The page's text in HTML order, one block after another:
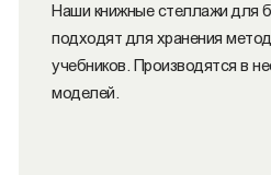
Наши книжные стеллажи для
подходят для хранения
учебников. Производятся в
моделей.